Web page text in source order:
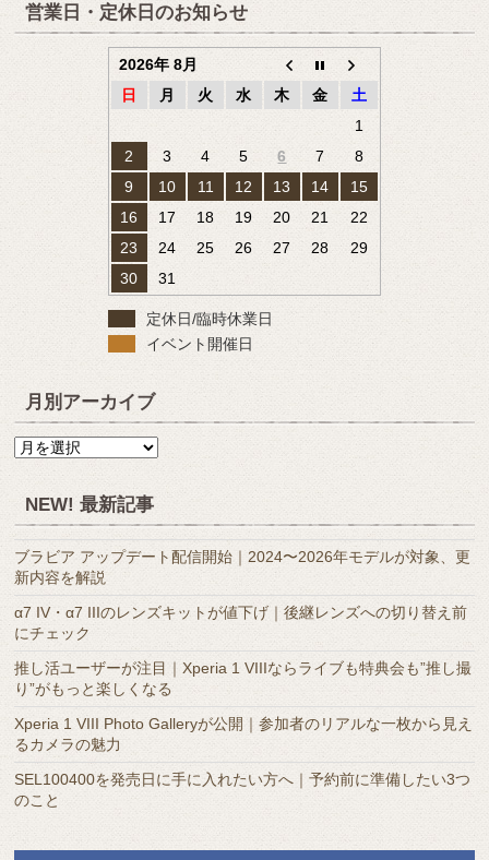
営業日・定休日のお知らせ
2026年 8月
日
月 火 水 木 金
土
1
2
3 4 5 6 7
8
9
10 11 12 13 14
15
16
17 18 19 20 21
22
23
24 25 26 27 28
29
30
31
定休日/臨時休業日
イベント開催日
月別アーカイブ
月
ー
カ
イ
ブ
NEW! 最新記事
ブラビア アップデート配信開始｜2024〜2026年モデルが対象、更
新内容を解説
α7 IV・α7 IIIのレンズキットが値下げ｜後継レンズへの切り替え前
にチェック
推し活ユーザーが注目｜Xperia 1 VIIIならライブも特典会も”推し撮
り”がもっと楽しくなる
Xperia 1 VIII Photo Galleryが公開｜参加者のリアルな一枚から見え
るカメラの魅力
SEL100400を発売日に手に入れたい方へ｜予約前に準備したい3つ
のこと